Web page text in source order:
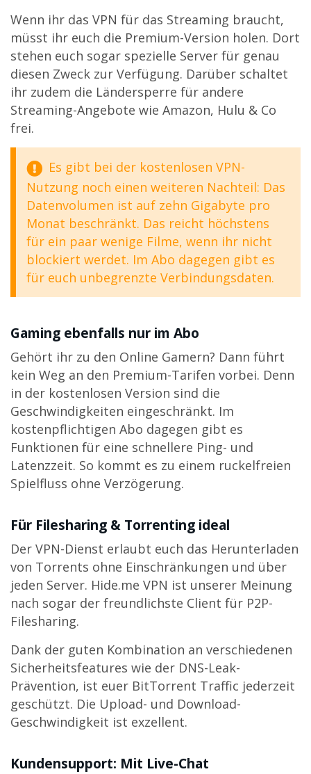
Wenn ihr das VPN für das Streaming braucht,
müsst ihr euch die Premium-Version holen. Dort
stehen euch sogar spezielle Server für genau
diesen Zweck zur Verfügung. Darüber schaltet
ihr zudem die Ländersperre für andere
Streaming-Angebote wie Amazon, Hulu & Co
frei.
Es gibt bei der kostenlosen VPN-
Nutzung noch einen weiteren Nachteil: Das
Datenvolumen ist auf zehn Gigabyte pro
Monat beschränkt. Das reicht höchstens
für ein paar wenige Filme, wenn ihr nicht
blockiert werdet. Im Abo dagegen gibt es
für euch unbegrenzte Verbindungsdaten.
Gaming ebenfalls nur im Abo
Gehört ihr zu den Online Gamern? Dann führt
kein Weg an den Premium-Tarifen vorbei. Denn
in der kostenlosen Version sind die
Geschwindigkeiten eingeschränkt. Im
kostenpflichtigen Abo dagegen gibt es
Funktionen für eine schnellere Ping- und
Latenzzeit. So kommt es zu einem ruckelfreien
Spielfluss ohne Verzögerung.
Für Filesharing & Torrenting ideal
Der VPN-Dienst erlaubt euch das Herunterladen
von Torrents ohne Einschränkungen und über
jeden Server. Hide.me VPN ist unserer Meinung
nach sogar der freundlichste Client für P2P-
Filesharing.
Dank der guten Kombination an verschiedenen
Sicherheitsfeatures wie der DNS-Leak-
Prävention, ist euer BitTorrent Traffic jederzeit
geschützt. Die Upload- und Download-
Geschwindigkeit ist exzellent.
Kundensupport: Mit Live-Chat